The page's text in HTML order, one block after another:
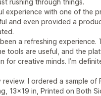
rushing through things.
experience with one of the
and even provided a
a refreshing experience.
tools are useful, and the
for creative minds. I’m
I ordered a sample of
13x19 in, Printed on Both